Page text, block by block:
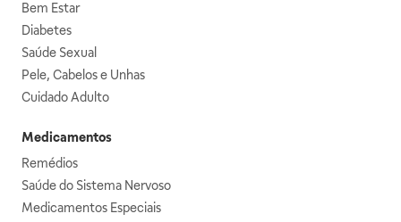
Bem Estar
Diabetes
Saúde Sexual
Pele, Cabelos e Unhas
Cuidado Adulto
Medicamentos
Remédios
Saúde do Sistema Nervoso
Medicamentos Especiais